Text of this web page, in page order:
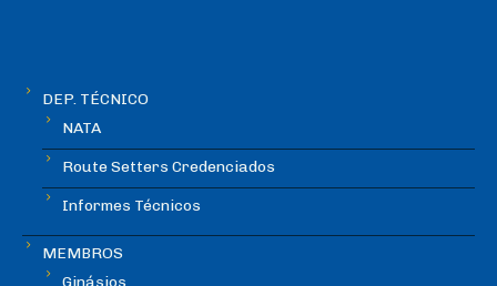
DEP. TÉCNICO
NATA
Route Setters Credenciados
Informes Técnicos
MEMBROS